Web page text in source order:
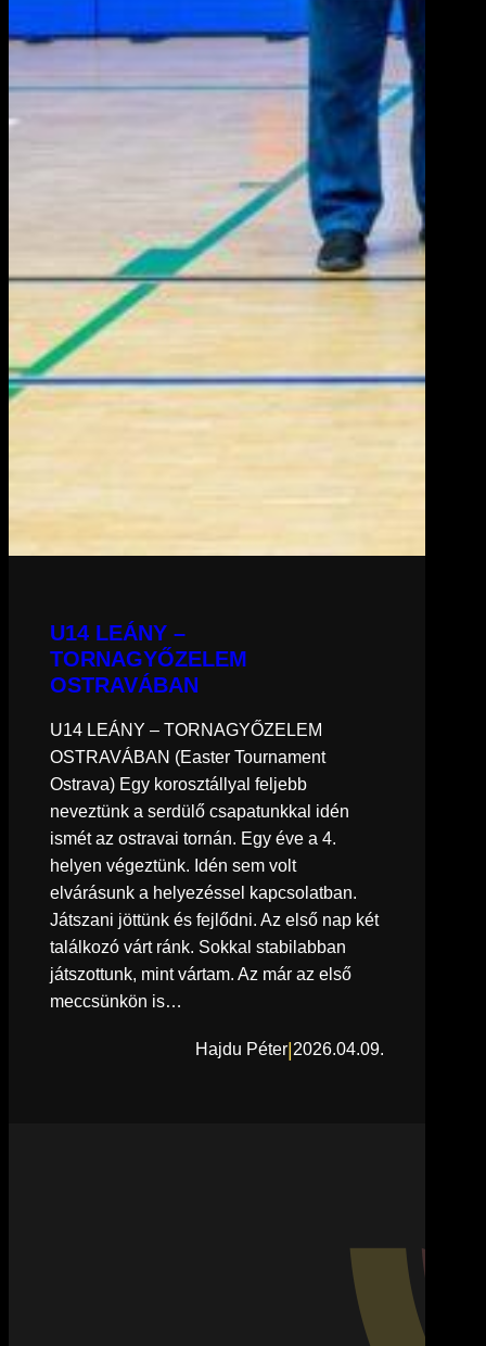
U14 LEÁNY –
TORNAGYŐZELEM
OSTRAVÁBAN
U14 LEÁNY – TORNAGYŐZELEM
OSTRAVÁBAN (Easter Tournament
Ostrava) Egy korosztállyal feljebb
neveztünk a serdülő csapatunkkal idén
ismét az ostravai tornán. Egy éve a 4.
helyen végeztünk. Idén sem volt
elvárásunk a helyezéssel kapcsolatban.
Játszani jöttünk és fejlődni. Az első nap két
találkozó várt ránk. Sokkal stabilabban
játszottunk, mint vártam. Az már az első
meccsünkön is…
Hajdu Péter|2026.04.09.